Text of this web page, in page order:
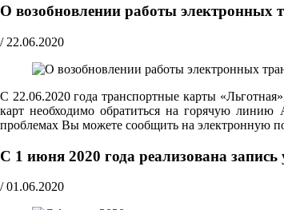
О возобновлении работы электронных
/ 22.06.2020
С 22.06.2020 года транспортные карты
карт необходимо обратиться на горячую
проблемах Вы можете сообщить на электронную
С 1 июня 2020 года реализована
/ 01.06.2020